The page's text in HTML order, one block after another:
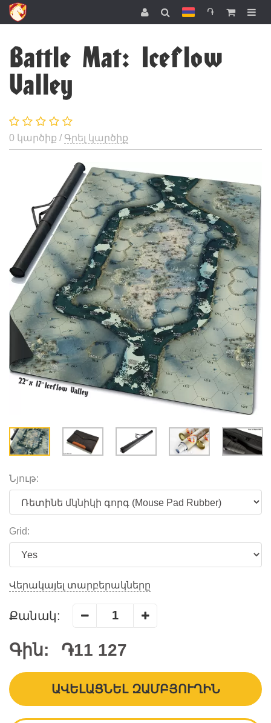
֏
Battle Mat: Iceflow
Valley
0 կարծիք / Գրել կարծիք
Նյութ:
Grid:
Վերակայել տարբերակները
Քանակ:
Գին: ֏11 127
ԱՎԵԼԱՑՆԵԼ ԶԱՄԲՅՈՒՂԻՆ